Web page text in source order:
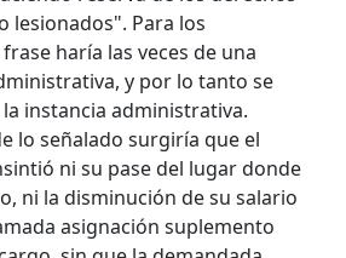
lesionados". Para los
haría las veces de una
y por lo tanto se
instancia administrativa.
lo señalado surgiría que el
ni su pase del lugar donde
ni la disminución de su salario
asignación suplemento